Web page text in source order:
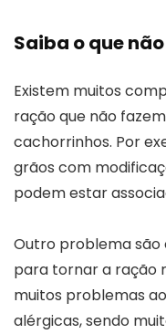
Saiba o que
Existem muitos
ração que não
cachorrinhos. Por
grãos com
podem estar
Outro problema são
para tornar a ração
muitos problemas
alérgicas, sendo